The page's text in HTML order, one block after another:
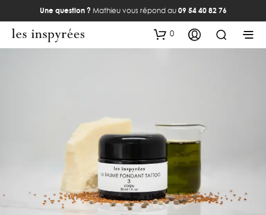
Une question ? Mathieu vous répond au 09 54 40 82 76
0